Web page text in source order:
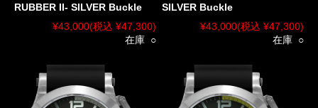
RUBBER II- SILVER Buckle
¥43,000(税込 ¥47,300)
在庫 ○
SILVER Buckle
¥43,000(税込 ¥47,300)
在庫 ○